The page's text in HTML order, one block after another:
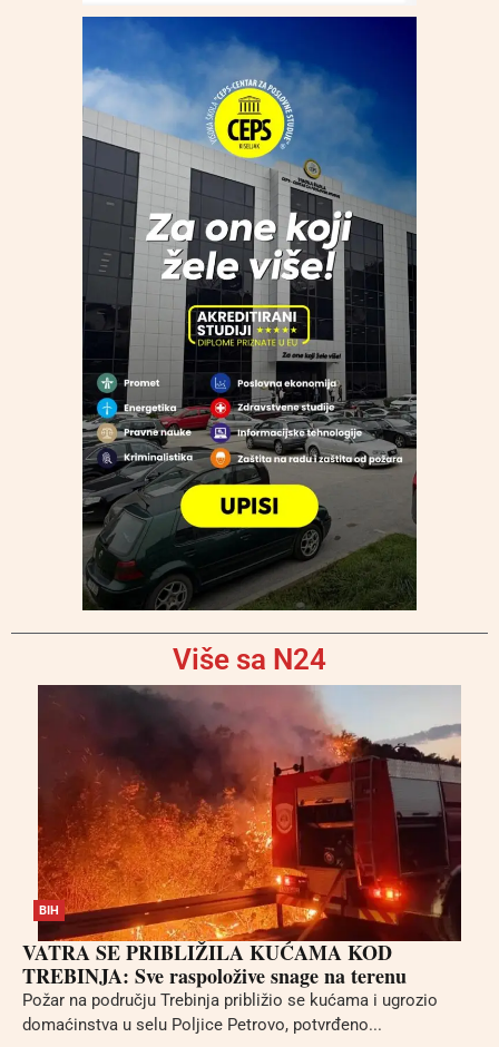
Više sa N24
BIH
VATRA SE PRIBLIŽILA KUĆAMA KOD
TREBINJA: Sve raspoložive snage na terenu
Požar na području Trebinja približio se kućama i ugrozio
domaćinstva u selu Poljice Petrovo, potvrđeno...